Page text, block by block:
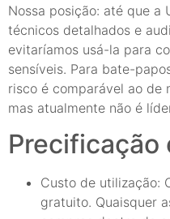
Nossa posição: até que a
técnicos detalhados e
evitaríamos usá-la para
sensíveis. Para bate-
risco é comparável ao de
mas atualmente não é
Precificação
Custo de utilização:
gratuito. Quaisquer